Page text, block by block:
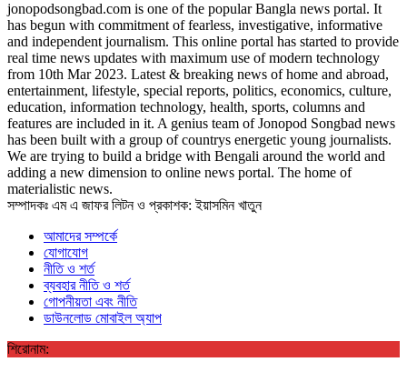
jonopodsongbad.com is one of the popular Bangla news portal. It
has begun with commitment of fearless, investigative, informative
and independent journalism. This online portal has started to provide
real time news updates with maximum use of modern technology
from 10th Mar 2023. Latest & breaking news of home and abroad,
entertainment, lifestyle, special reports, politics, economics, culture,
education, information technology, health, sports, columns and
features are included in it. A genius team of Jonopod Songbad news
has been built with a group of countrys energetic young journalists.
We are trying to build a bridge with Bengali around the world and
adding a new dimension to online news portal. The home of
materialistic news.
সম্পাদকঃ এম এ জাফর লিটন ও প্রকাশক: ইয়াসমিন খাতুন
আমাদের সম্পর্কে
যোগাযোগ
নীতি ও শর্ত
ব্যবহার নীতি ও শর্ত
গোপনীয়তা এবং নীতি
ডাউনলোড মোবাইল অ্যাপ
শিরোনাম: